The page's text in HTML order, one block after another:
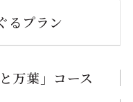
るプラン
万葉」 コース